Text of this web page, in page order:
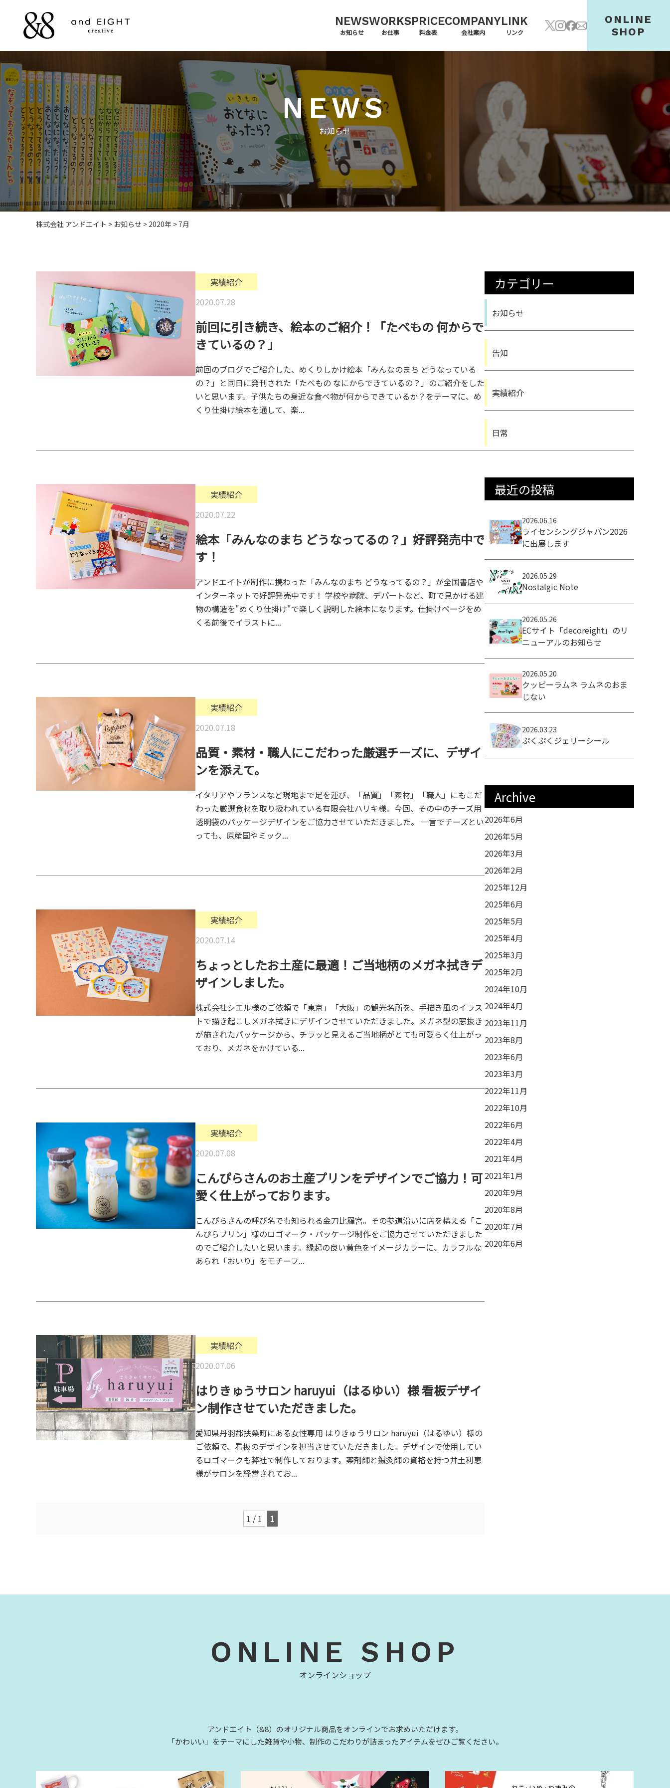
NEWS
お知らせ
WORKS
お仕事
PRICE
料金表
COMPANY
会社案内
LINK
リンク
ONLINE
SHOP
NEWS
お知らせ
株式会社 アンドエイト > お知らせ > 2020年 > 7月
実績紹介
2020.07.28
前回に引き続き、絵本のご紹介！「たべもの 何からで
きているの？」
前回のブログでご紹介した、めくりしかけ絵本「みんなのまち どうなっている
の？」と同日に発刊された「たべもの なにからできているの？」のご紹介をした
いと思います。子供たちの身近な食べ物が何からできているか？をテーマに、め
くり仕掛け絵本を通して、楽...
実績紹介
2020.07.22
絵本「みんなのまち どうなってるの？」好評発売中で
す！
アンドエイトが制作に携わった「みんなのまち どうなってるの？」が全国書店や
インターネットで好評発売中です！ 学校や病院、デパートなど、町で見かける建
物の構造を"めくり仕掛け"で楽しく説明した絵本になります。仕掛けページをめ
くる前後でイラストに...
実績紹介
2020.07.18
品質・素材・職人にこだわった厳選チーズに、デザイ
ンを添えて。
イタリアやフランスなど現地まで足を運び、「品質」「素材」「職人」にもこだ
わった厳選食材を取り扱われている有限会社ハリキ様。今回、その中のチーズ用
透明袋のパッケージデザインをご協力させていただきました。 一言でチーズとい
っても、原産国やミック...
実績紹介
2020.07.14
ちょっとしたお土産に最適！ご当地柄のメガネ拭きデ
ザインしました。
株式会社シエル様のご依頼で「東京」「大阪」の観光名所を、手描き風のイラス
トで描き起こしメガネ拭きにデザインさせていただきました。メガネ型の窓抜き
が施されたパッケージから、チラッと見えるご当地柄がとても可愛らく仕上がっ
ており、メガネをかけている...
実績紹介
2020.07.08
こんぴらさんのお土産プリンをデザインでご協力！可
愛く仕上がっております。
こんぴらさんの呼び名でも知られる金刀比羅宮。その参道沿いに店を構える「こ
んぴらプリン」様のロゴマーク・パッケージ制作をご協力させていただきました
のでご紹介したいと思います。縁起の良い黄色をイメージカラーに、カラフルな
あられ「おいり」をモチーフ...
実績紹介
2020.07.06
はりきゅうサロン haruyui（はるゆい）様 看板デザイ
ン制作させていただきました。
愛知県丹羽郡扶桑町にある女性専用 はりきゅうサロン haruyui（はるゆい）様の
ご依頼で、看板のデザインを担当させていただきました。デザインで使用してい
るロゴマークも弊社で制作しております。薬剤師と鍼灸師の資格を持つ井土利恵
様がサロンを経営されてお...
1 / 1 1
カテゴリー
お知らせ
告知
実績紹介
日常
最近の投稿
2026.06.16
ライセンシングジャパン2026
に出展します
2026.05.29
Nostalgic Note
2026.05.26
ECサイト「decoreight」のリ
ニューアルのお知らせ
2026.05.20
クッピーラムネ ラムネのおま
じない
2026.03.23
ぷくぷくジェリーシール
Archive
2026年6月
2026年5月
2026年3月
2026年2月
2025年12月
2025年6月
2025年5月
2025年4月
2025年3月
2025年2月
2024年10月
2024年4月
2023年11月
2023年8月
2023年6月
2023年3月
2022年11月
2022年10月
2022年6月
2022年4月
2021年4月
2021年1月
2020年9月
2020年8月
2020年7月
2020年6月
ONLINE SHOP
オンラインショップ
アンドエイト（&8）のオリジナル商品をオンラインでお求めいただけます。
「かわいい」をテーマにした雑貨や小物、制作のこだわりが詰まったアイテムをぜひご覧ください。